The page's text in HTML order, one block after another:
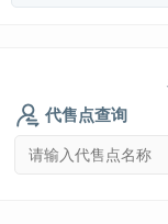
代售点查询